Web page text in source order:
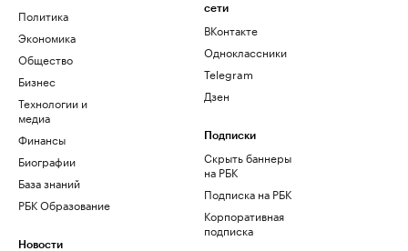
Политика
Экономика
Общество
Бизнес
Технологии и
медиа
Финансы
Биографии
База знаний
РБК Образование
Новости
сети
ВКонтакте
Одноклассники
Telegram
Дзен
Подписки
Скрыть баннеры
на РБК
Подписка на РБК
Корпоративная
подписка